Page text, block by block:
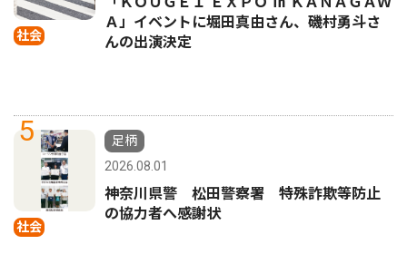
社会
Ａ」イベントに堀田真由さん、磯村勇斗さ
んの出演決定
5
社会
足柄
2026.08.01
神奈川県警 松田警察署 特殊詐欺等防止
の協力者へ感謝状